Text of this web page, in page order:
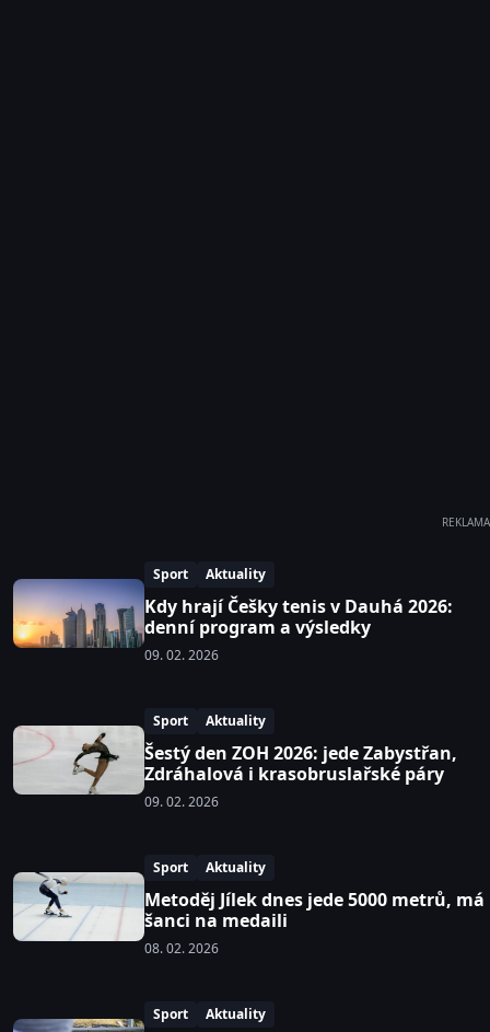
REKLAMA
Sport Aktuality
Kdy hrají Češky tenis v Dauhá 2026:
denní program a výsledky
09. 02. 2026
Sport Aktuality
Šestý den ZOH 2026: jede Zabystřan,
Zdráhalová i krasobruslařské páry
09. 02. 2026
Sport Aktuality
Metoděj Jílek dnes jede 5000 metrů, má
šanci na medaili
08. 02. 2026
Sport Aktuality